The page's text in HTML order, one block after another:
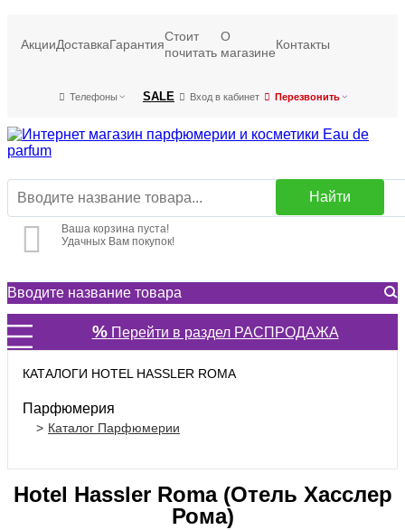
АкцииДоставкаГарантия
Стоит
почитать
О
магазине
Контакты
Телефоны SALE Вход в кабинет Перезвонить
Найти
Ваша корзина пуста!
Удачных Вам покупок!
%Перейти в раздел РАСПРОДАЖА
КАТАЛОГИ HOTEL HASSLER ROMA
Парфюмерия
Каталог Парфюмерии
Hotel Hassler Roma (Отель Хасслер
Рома)